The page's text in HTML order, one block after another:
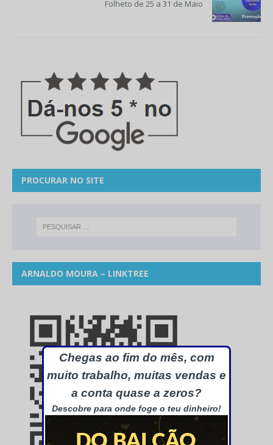
Folheto de 25 a 31 de Maio
PROCURAR NO SITE
ARNALDO MOURA – LINKTREE
Chegas ao fim do mês, com
muito trabalho, muitas vendas e
a conta quase a zeros?
Descobre para onde foge o teu dinheiro!